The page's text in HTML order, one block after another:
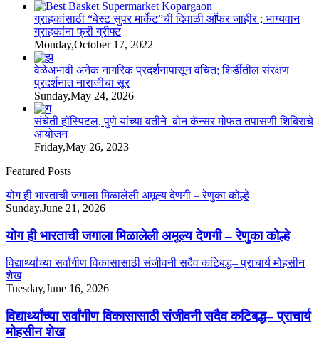
ग्राहकांसाठी “बेस्ट सुपर मार्केट”ची दिवाळी आॕफर जाहीर ; भाग्यवान
ग्राहकांना फ्री ग्रीफ्ट
Monday,October 17, 2022
वेळेअभावी अनेक नागरिक प्रदर्शनापासून वंचित; शिर्डीतील संरक्षण
प्रदर्शनात नाराजीचा सूर
Sunday,May 24, 2026
संचेती हॉस्पिटल, पुणे यांच्या वतीने बोन कॅन्सर मोफत तपासणी शिबिराचे
आयोजन
Friday,May 26, 2023
Featured Posts
योग ही भारताची जगाला मिळालेली अमूल्य देणगी – रेणुका कोल्हे
Sunday,June 21, 2026
योग ही भारताची जगाला मिळालेली अमूल्य देणगी – रेणुका कोल्हे
विद्यार्थ्यांच्या सर्वांगीण विकासासाठी संजीवनी सदैव कटिबद्ध– प्राचार्य मोहसीन
शेख
Tuesday,June 16, 2026
विद्यार्थ्यांच्या सर्वांगीण विकासासाठी संजीवनी सदैव कटिबद्ध– प्राचार्य
मोहसीन शेख